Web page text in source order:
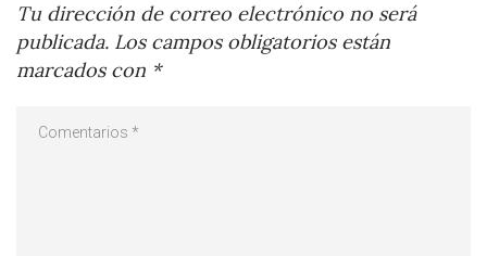
Tu dirección de correo electrónico no será
publicada. Los campos obligatorios están
marcados con *